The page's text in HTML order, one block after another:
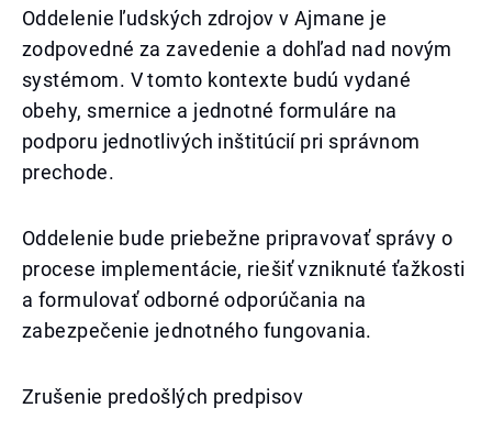
Oddelenie ľudských zdrojov v Ajmane je
zodpovedné za zavedenie a dohľad nad novým
systémom. V tomto kontexte budú vydané
obehy, smernice a jednotné formuláre na
podporu jednotlivých inštitúcií pri správnom
prechode.
Oddelenie bude priebežne pripravovať správy o
procese implementácie, riešiť vzniknuté ťažkosti
a formulovať odborné odporúčania na
zabezpečenie jednotného fungovania.
Zrušenie predošlých predpisov